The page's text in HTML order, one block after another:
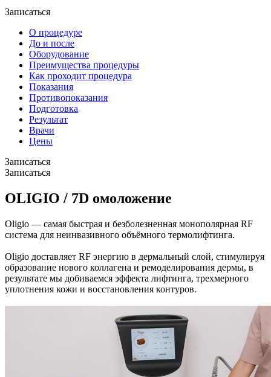
Записаться
О процедуре
До и после
Оборудование
Преимущества процедуры
Как проходит процедура
Показания
Противопоказания
Подготовка
Результат
Врачи
Цены
Записаться
Записаться
OLIGIO / 7D омоложение
Oligio — самая быстрая и безболезненная монополярная RF
система для неинвазивного объёмного термолифтинга.
Oligio доставляет RF энергию в дермальный слой, стимулируя
образование нового коллагена и ремоделирования дермы, в
результате мы добиваемся эффекта лифтинга, трехмерного
уплотнения кожи и восстановления контуров.